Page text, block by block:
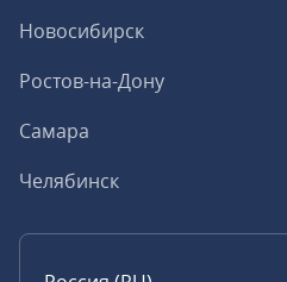
Новосибирск
Ростов-на-Дону
Самара
Челябинск